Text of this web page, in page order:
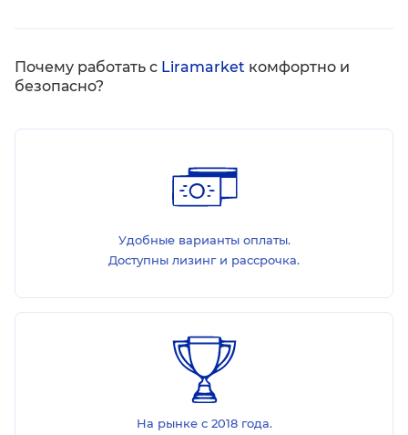
Почему работать с Liramarket комфортно и
безопасно?
Удобные варианты оплаты.
Доступны лизинг и рассрочка.
На рынке с 2018 года.